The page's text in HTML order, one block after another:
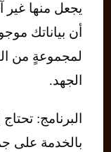
يجعل منها غير
أن بياناتك
لمجموعةٍ من
الجهد.
البرنامج:
بالخدمة على